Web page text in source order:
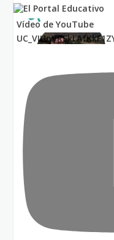
Vídeo de YouTube